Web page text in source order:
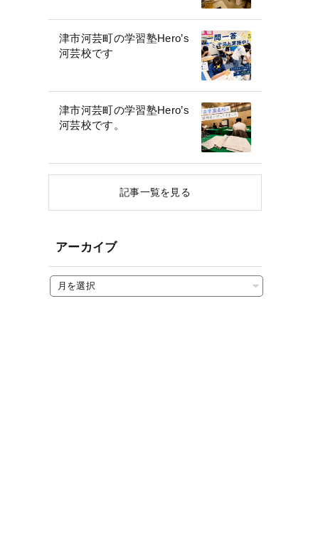
津市河芸町の学習塾Hero’s
河芸校です
津市河芸町の学習塾Hero’s
河芸校です。
記事一覧を見る
アーカイブ